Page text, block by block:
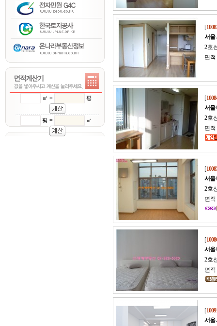
㎡ = 평
평 = ㎡
[
서울
2호
면
[
서울
2호
면
[
서울
2호
면
[
서울
2호
면
[
서울